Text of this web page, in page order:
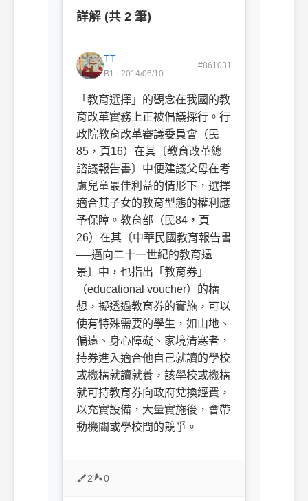
詳解 (共 2 筆)
TT
B1 · 2014/06/10
#861031
「教育選擇」的觀念在我國的教
育改革實務上正被倡議採行。行
政院教育改革審議委員會（民
85，頁16）在其〔教育改革總
諮議報告書〕中便建議父母在考
慮兒童最佳利益的情形下，選擇
適合其子女的教育型態的權利應
予保障。 教育部（民84，頁
26）在其〔中華民國教育報告書
──邁向二十一世紀的教育遠
景〕中，也指出「教育券」
（educational voucher）的構
想，擬透過教育券的實施，可以
使有特殊需要的學生，如山地、
偏遠、身心障礙、家境清寒者，
持券進入適合他自己就讀的學校
或機構就讀就養，該學校或機構
就可持教育券向政府兌換經費，
以充實設備，大量實施後，會帶
動機關或學校間的競爭。
2 0